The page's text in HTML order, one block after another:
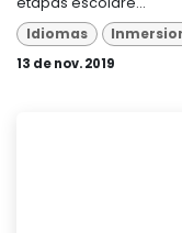
Idiomas
13 de nov. 2019